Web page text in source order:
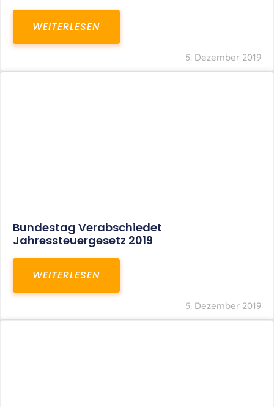
WEITERLESEN
5. Dezember 2019
Bundestag Verabschiedet
Jahressteuergesetz 2019
WEITERLESEN
5. Dezember 2019